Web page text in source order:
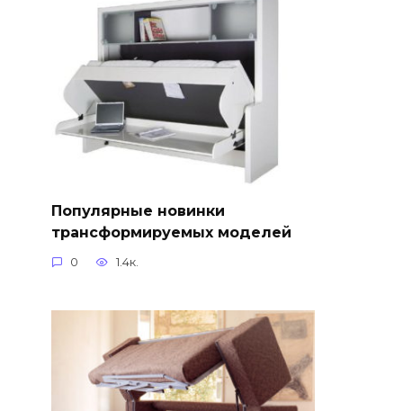
Популярные новинки
трансформируемых моделей
0 1.4к.